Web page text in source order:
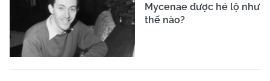
Mycenae được hé lộ như
thế nào?